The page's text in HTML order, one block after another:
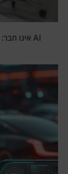
AI אינו חבר: הסכנות של אשליות לגבי מכונות חשיבה